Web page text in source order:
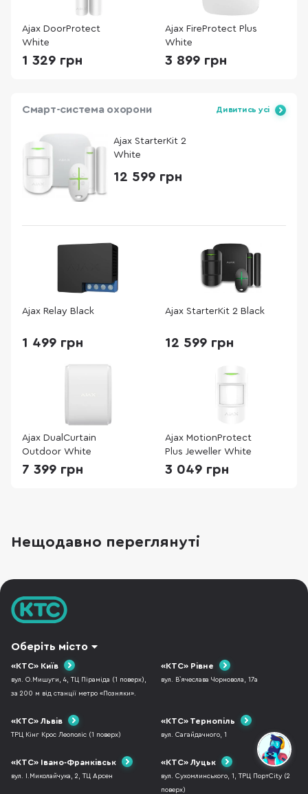
Ajax DoorProtect
White
1 329 грн
Ajax FireProtect Plus
White
3 899 грн
Смарт-система охорони Дивитись усі
Ajax StarterKit 2
White
12 599 грн
Ajax Relay Black
1 499 грн
Ajax StarterKit 2 Black
12 599 грн
Ajax DualCurtain
Outdoor White
7 399 грн
Ajax MotionProtect
Plus Jeweller White
3 049 грн
Нещодавно переглянуті
Оберіть місто
«КТС» Київ
вул. О.Мишуги, 4, ТЦ Піраміда (1 поверх),
за 200 м від станції метро «Позняки».
«КТС» Рівне
вул. В`ячеслава Чорновола, 17а
«КТС» Львів
ТРЦ Кінг Крос Леополіс (1 поверх)
«КТС» Тернопіль
вул. Сагайдачного, 1
«КТС» Івано-Франківськ
вул. І.Миколайчука, 2, ТЦ Арсен
«КТС» Луцьк
вул. Сухомлинського, 1, ТРЦ ПортCity (2
поверх)